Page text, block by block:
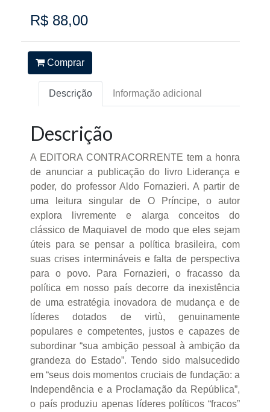
R$ 88,00
Comprar
Descrição Informação adicional
Descrição
A EDITORA CONTRACORRENTE tem a honra
de anunciar a publicação do livro Liderança e
poder, do professor Aldo Fornazieri. A partir de
uma leitura singular de O Príncipe, o autor
explora livremente e alarga conceitos do
clássico de Maquiavel de modo que eles sejam
úteis para se pensar a política brasileira, com
suas crises intermináveis e falta de perspectiva
para o povo. Para Fornazieri, o fracasso da
política em nosso país decorre da inexistência
de uma estratégia inovadora de mudança e de
líderes dotados de virtù, genuinamente
populares e competentes, justos e capazes de
subordinar “sua ambição pessoal à ambição da
grandeza do Estado”. Tendo sido malsucedido
em “seus dois momentos cruciais de fundação: a
Independência e a Proclamação da República”,
o país produziu apenas líderes políticos “fracos”